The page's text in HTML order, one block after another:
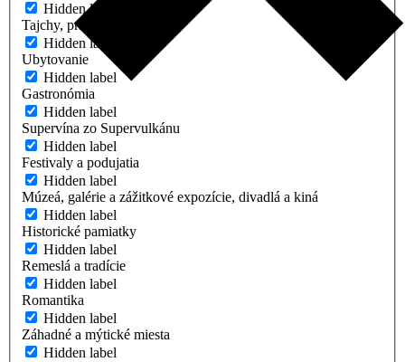
Hidden label
Tajchy, príroda a turistika
Hidden label
Ubytovanie
Hidden label
Gastronómia
Hidden label
Supervína zo Supervulkánu
Hidden label
Festivaly a podujatia
Hidden label
Múzeá, galérie a zážitkové expozície, divadlá a kiná
Hidden label
Historické pamiatky
Hidden label
Remeslá a tradície
Hidden label
Romantika
Hidden label
Záhadné a mýtické miesta
Hidden label